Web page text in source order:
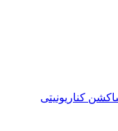
کناریونیتی